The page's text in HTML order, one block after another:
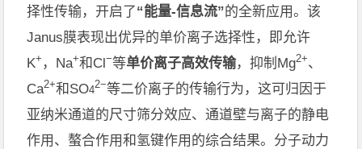
择性传输，开启了“能量-信息流”的全新应用。该
Janus膜表现出优异的单价离子选择性，即允许
K+ ， Na+和 Cl−等单价离子高效传输，抑制 Mg2+、
Ca2+和 SO42−等二价离子的传输行为，这可归因于
亚纳米通道的尺寸筛分效应、通道壁与离子的静电
作用 、 螯合作用和氢键作用 的综合结果。分子动力